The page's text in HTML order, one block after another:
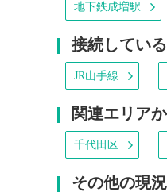
地下鉄成増駅
接続してい
JR山手線
関連エリア
千代田区
その他の現